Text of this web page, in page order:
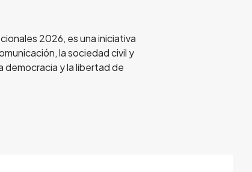
2026, es una iniciativa
la sociedad civil y
democracia y la libertad de